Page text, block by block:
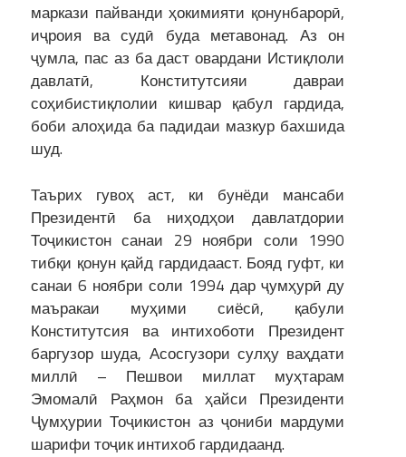
маркази пайванди ҳокимияти қонунбарорӣ,
иҷроия ва судӣ буда метавонад. Аз он
ҷумла, пас аз ба даст овардани Истиқлоли
давлатӣ, Конститутсияи давраи
соҳибистиқлолии кишвар қабул гардида,
боби алоҳида ба падидаи мазкур бахшида
шуд.
Таърих гувоҳ аст, ки бунёди мансаби
Президентӣ ба ниҳодҳои давлатдории
Тоҷикистон санаи 29 ноябри соли 1990
тибқи қонун қайд гардидааст. Бояд гуфт, ки
санаи 6 ноябри соли 1994 дар ҷумҳурӣ ду
маъракаи муҳими сиёсӣ, қабули
Конститутсия ва интихоботи Президент
баргузор шуда, Асосгузори сулҳу ваҳдати
миллӣ – Пешвои миллат муҳтарам
Эмомалӣ Раҳмон ба ҳайси Президенти
Ҷумҳурии Тоҷикистон аз ҷониби мардуми
шарифи тоҷик интихоб гардидаанд.